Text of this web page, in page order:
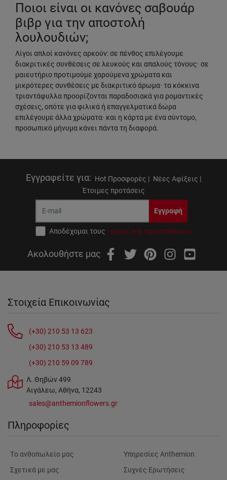
Ποιοι είναι οι κανόνες σαβουάρ
βιβρ για την αποστολή
λουλουδιών;
Λίγοι απλοί κανόνες αρκούν: σε πένθος επιλέγουμε
διακριτικές συνθέσεις σε λευκούς και απαλούς τόνους· σε
μαιευτήριο προτιμούμε χαρούμενα χρώματα και
μικρότερες συνθέσεις με διακριτικό άρωμα· τα κόκκινα
τριαντάφυλλα προορίζονται παραδοσιακά για ρομαντικές
σχέσεις, οπότε για φιλικά ή επαγγελματικά δώρα
επιλέγουμε άλλα χρώματα· και η κάρτα με ένα σύντομο,
προσωπικό μήνυμα κάνει πάντα τη διαφορά.
Εγγραφείτε για: Hot Προσφορές | Νέες Αφίξεις |
Έτοιμες προτάσεις
Εγγραφή
Αποδέχομαι τους όρους και προϋποθέσεις
Ακολουθήστε μας
Στοιχεία Επικοινωνίας
(+30) 210 53 13 623
(+30) 210 53 13 489
(+30) 210 59 09 789
Λ. Θηβών 499
Αιγάλεω, Αθήνα, 12243
sales@anthemionflowers.gr
Πληροφορίες
Tο ανθοπωλείο μας
Σχετικά με μας
Υπηρεσίες Anthemion
Συχνές Ερωτήσεις